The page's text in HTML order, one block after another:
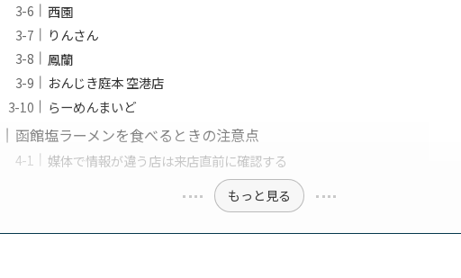
西園
りんさん
鳳蘭
おんじき庭本 空港店
らーめんまいど
函館塩ラーメンを食べるときの注意点
媒体で情報が違う店は来店直前に確認する
もっと見る